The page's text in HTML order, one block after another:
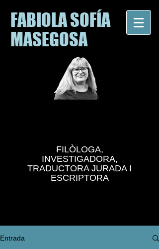
FABIOLA SOFÍA
MASEGOSA
FILÒLOGA,
INVESTIGADORA,
TRADUCTORA JURADA I
ESCRIPTORA
Entrada